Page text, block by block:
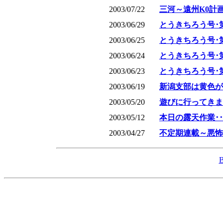
2003/07/22
三河～遠州K0計
2003/06/29
とうきちろう号･
2003/06/25
とうきちろう号･
2003/06/24
とうきちろう号･
2003/06/23
とうきちろう号･
2003/06/19
新潟支部は黄色
2003/05/20
遊びに行ってき
2003/05/12
本日の露天作業･
2003/04/27
不定期連載～悪